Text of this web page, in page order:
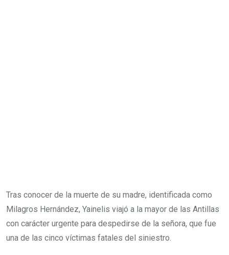
Tras conocer de la muerte de su madre, identificada como
Milagros Hernández, Yainelis viajó a la mayor de las Antillas
con carácter urgente para despedirse de la señora, que fue
una de las cinco víctimas fatales del siniestro.